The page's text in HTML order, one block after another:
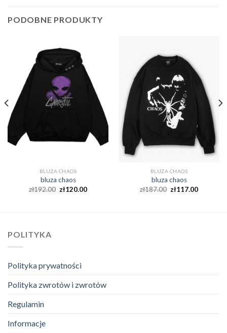
PODOBNE PRODUKTY
BLUZA CHAOS
bluza chaos
zł192.00 zł120.00
BLUZA CHAOS
bluza chaos
zł187.00 zł117.00
POLITYKA
Polityka prywatności
Polityka zwrotów i zwrotów
Regulamin
Informacje